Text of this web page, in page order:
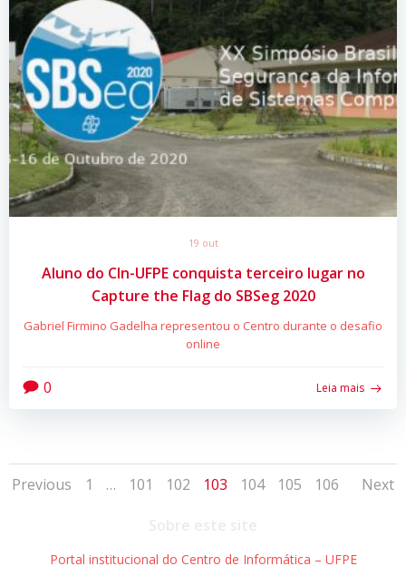
19 out
Aluno do CIn-UFPE conquista terceiro lugar no
Capture the Flag do SBSeg 2020
Gabriel Firmino Gadelha representou o Centro durante o desafio
online
0 Leia mais
Posts
Previous
Posts
Page
1 … Page
101 Page
102 Page
103 Page
104 Page
105 Page
106 Next
Portal institucional do Centro de Informática – UFPE